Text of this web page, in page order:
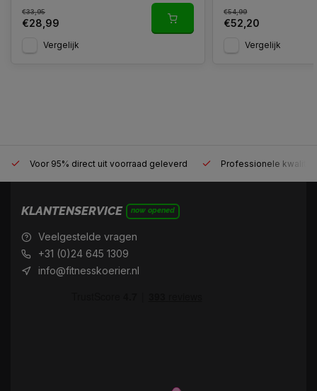
€33,95
€28,99
Vergelijk
€54,99
€52,20
Vergelijk
Voor 95% direct uit voorraad geleverd Professionele
KLANTENSERVICE now opened
Veelgestelde vragen
+31 (0)24 645 1309
info@fitnesskoerier.nl